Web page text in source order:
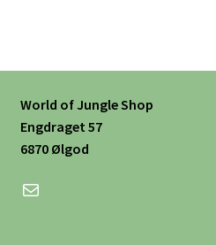
World of Jungle Shop
Engdraget 57
6870 Ølgod
Mail